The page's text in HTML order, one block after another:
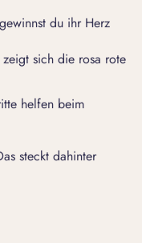
du ihr Herz
sich die rosa rote
helfen beim
steckt dahinter